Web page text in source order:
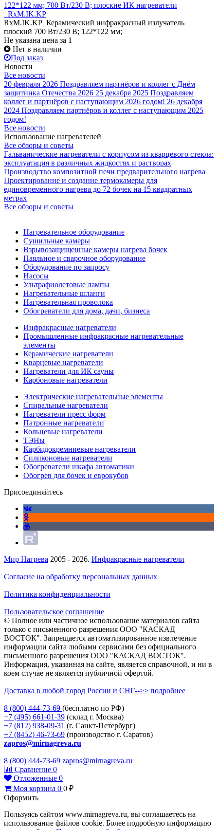
122*122 мм; 700 Вт/230 В; плоские ИК нагреватели
_RxM.IK.KP
RxM.IK.KP_Керамический инфракрасный излучатель
плоский 700 Вт/230 В; 122*122 мм;
Не указана цена за 1
Нет в наличии
Под заказ
Новости
Все новости
20 февраля 2026 Поздравляем партнёров и коллег с Днём
защитника Отечества 2026 25 декабря 2025 Поздравляем
коллег и партнёров с наступающим 2026 годом! 26 декабря
2024 Поздравляем партнёров и коллег с наступающим 2025
годом!
Все новости
Использование нагревателей
Все обзоры и советы
Гальванические нагреватели с корпусом из кварцевого стекла:
эксплуатация в различных жидкостях и растворах
Производство композитной печи предварительного нагрева
Проектирование и создание термокамеры для
единовременного нагрева до 72 бочек на 15 квадратных
метрах
Все обзоры и советы
Нагревательное оборудование
Сушильные камеры
Взрывозащищенные камеры нагрева бочек
Паяльное и сварочное оборудование
Оборудование по запросу
Насосы
Ультрафиолетовые лампы
Нагревательные шланги
Нагревательная проволока
Обогреватели для дома, дачи, бизнеса
Инфракрасные нагреватели
Промышленные инфракрасные нагревательные
элементы
Керамические нагреватели
Кварцевые нагреватели
Нагреватели для ИК сауны
Карбоновые нагреватели
Электрические нагревательные элементы
Спиральные нагреватели
Нагреватели пресс форм
Патронные нагреватели
Кольцевые нагреватели
ТЭНы
Карбидокремниевые нагреватели
Силиконовые нагреватели
Обогреватели шкафа автоматики
Обогрев для бочек и еврокубов
Присоединяйтесь
Мир Нагрева 2005 - 2026. Инфракрасные нагреватели
Согласие на обработку персональных данных
Политика конфиденциальности
Пользовательское соглашение
© Полное или частичное использование материалов сайта
только с письменного разрешения ООО "КАСКАД
ВОСТОК". Запрещается автоматизированное извлечение
информации сайта любыми сервисами без официального
письменного разрешения ООО "КАСКАД ВОСТОК".
Информация, указанная на сайте, является справочной, и ни в
коем случае не является публичной офертой.
Доставка в любой город России и СНГ-->> подробнее
8 (800) 444-73-69 (бесплатно по РФ)
+7 (495) 661-01-39 (склад г. Москва)
+7 (812) 938-09-31 (г. Санкт-Петербург)
+7 (8452) 46-73-69 (производство г. Саратов)
zapros@mirnagreva.ru
8 (800) 444-73-69 zapros@mirnagreva.ru
Сравнение 0
Отложенные 0
Моя корзина 0 0 ₽
Оформить
Пользуясь сайтом www.mirnagreva.ru, вы соглашаетесь на
использование файлов cookie. Более подробную информацию